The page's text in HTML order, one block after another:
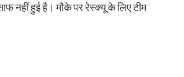
नहीं हुई है। मौके पर रेस्क्यू के लिए टीम